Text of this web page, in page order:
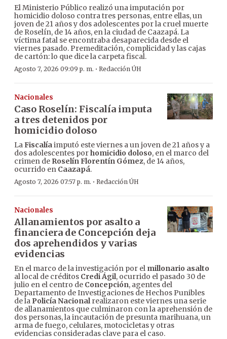
El Ministerio Público realizó una imputación por
homicidio doloso contra tres personas, entre ellas, un
joven de 21 años y dos adolescentes por la cruel muerte
de Roselín, de 14 años, en la ciudad de Caazapá. La
víctima fatal se encontraba desaparecida desde el
viernes pasado. Premeditación, complicidad y las cajas
de cartón: lo que dice la carpeta fiscal.
Agosto 7, 2026 09:09 p. m. · Redacción ÚH
Nacionales
Caso Roselín: Fiscalía imputa
a tres detenidos por
homicidio doloso
LaFiscalíaimputó este viernes a un joven de 21 años y a
dos adolescentes porhomicidio doloso, en el marco del
crimen de Roselín Florentín Gómez, de 14 años,
ocurrido en Caazapá.
Agosto 7, 2026 07:57 p. m. · Redacción ÚH
Nacionales
Allanamientos por asalto a
financiera de Concepción deja
dos aprehendidos y varias
evidencias
En el marco de la investigación por el millonario asalto
al local de créditos Credi Ágil, ocurrido el pasado 30 de
julio en el centro de Concepción, agentes del
Departamento de Investigaciones de Hechos Punibles
de la Policía Nacionalrealizaron este viernes una serie
de allanamientos que culminaron con la aprehensión de
dos personas, la incautación de presunta marihuana, un
arma de fuego, celulares, motocicletas y otras
evidencias consideradas clave para el caso.